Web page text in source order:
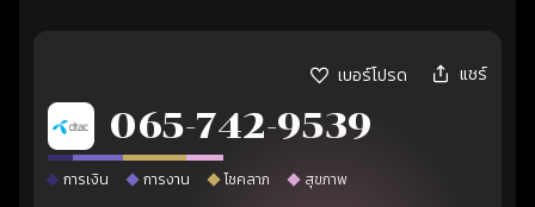
เบอร์โปรด แชร์
065-742-9539
การเงิน การงาน โชคลาภ สุขภาพ